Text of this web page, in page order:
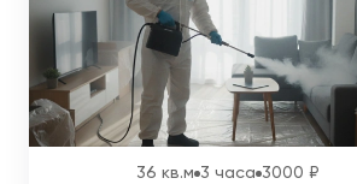
36 кв.м 3 часа 3000 ₽